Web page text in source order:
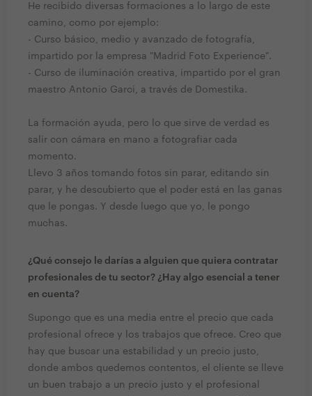
He recibido diversas formaciones a lo largo de este
camino, como por ejemplo:
- Curso básico, medio y avanzado de fotografía,
impartido por la empresa "Madrid Foto Experience".
- Curso de iluminación creativa, impartido por el gran
maestro Antonio Garci, a través de Domestika.
La formación ayuda, pero lo que sirve de verdad es
salir con cámara en mano a fotografiar cada
momento.
Llevo 3 años tomando fotos sin parar, editando sin
parar, y he descubierto que el poder está en las ganas
que le pongas. Y desde luego que yo, le pongo
muchas.
¿Qué consejo le darías a alguien que quiera contratar
profesionales de tu sector? ¿Hay algo esencial a tener
en cuenta?
Supongo que es una media entre el precio que cada
profesional ofrece y los trabajos que ofrece. Creo que
hay que buscar una estabilidad y un precio justo,
donde ambos quedemos contentos, el cliente se lleve
un buen trabajo a un precio justo y el profesional